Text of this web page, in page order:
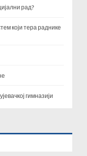
рад?
који тера раднике
гимназији